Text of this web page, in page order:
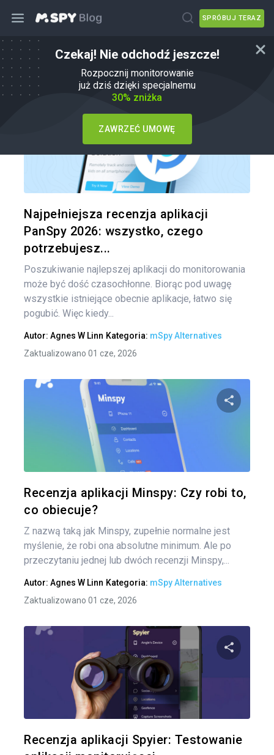
SPRÓBUJ TERAZ
Czekaj! Nie odchodź jeszcze!
Rozpocznij monitorowanie
już dziś dzięki specjalnemu
30% zniżka
ZAWRZEĆ UMOWĘ
mSpy Alternatywy
Najpełniejsza recenzja aplikacji
PanSpy 2026: wszystko, czego
potrzebujesz...
Poszukiwanie najlepszej aplikacji do monitorowania
może być dość czasochłonne. Biorąc pod uwagę
wszystkie istniejące obecnie aplikacje, łatwo się
pogubić. Więc kiedy...
Autor: Agnes W Linn Kategoria: mSpy Alternatives
Zaktualizowano 01 cze, 2026
Recenzja aplikacji Minspy: Czy robi to,
co obiecuje?
Z nazwą taką jak Minspy, zupełnie normalne jest
myślenie, że robi ona absolutne minimum. Ale po
przeczytaniu jednej lub dwóch recenzji Minspy,...
Autor: Agnes W Linn Kategoria: mSpy Alternatives
Zaktualizowano 01 cze, 2026
Recenzja aplikacji Spyier: Testowanie